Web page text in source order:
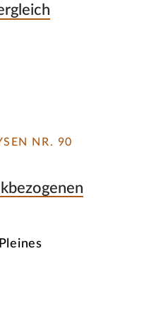
NR. 90